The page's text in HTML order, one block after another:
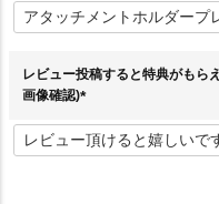
レビュー投稿すると特典がもら
画像確認)
必
須